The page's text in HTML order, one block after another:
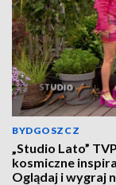
BYDGOSZCZ
„Studio Lato”
kosmiczne
Oglądaj i wygraj